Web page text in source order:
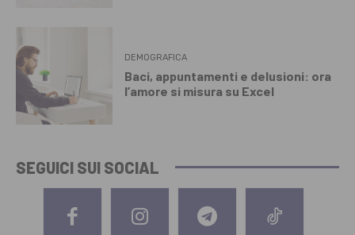
DEMOGRAFICA
Baci, appuntamenti e delusioni: ora
l’amore si misura su Excel
SEGUICI SUI SOCIAL